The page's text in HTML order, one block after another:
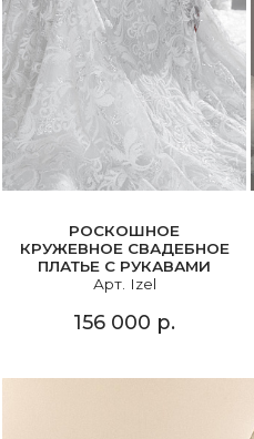
РОСКОШНОЕ
КРУЖЕВНОЕ СВАДЕБНОЕ
ПЛАТЬЕ С РУКАВАМИ
Арт. Izel
156 000 р.